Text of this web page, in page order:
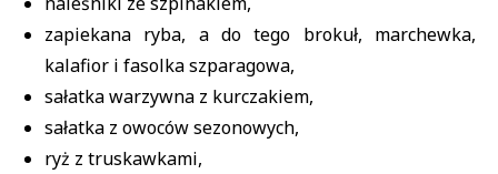
zapiekana ryba, a do tego brokuł, marchewka,
kalafior i fasolka szparagowa,
sałatka warzywna z kurczakiem,
sałatka z owoców sezonowych,
ryż z truskawkami,